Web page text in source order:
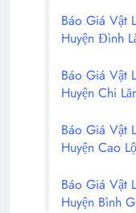
Báo Giá Vật
Huyện Đình
Báo Giá Vật
Huyện Chi
Báo Giá Vật
Huyện Cao
Báo Giá Vật
Huyện Bình